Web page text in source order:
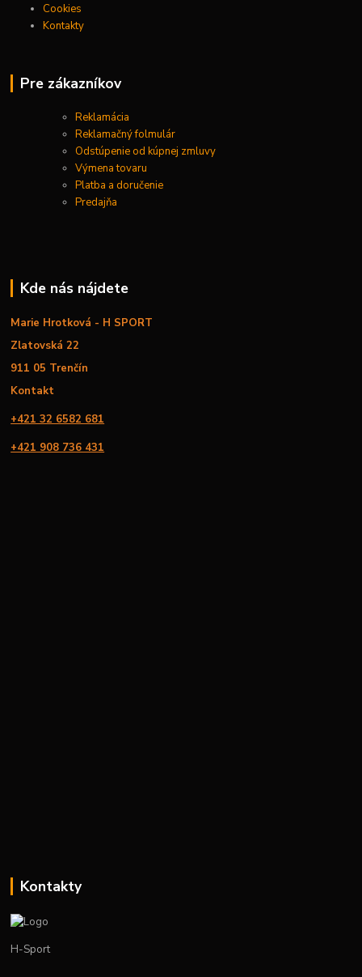
Cookies
Kontakty
Pre zákazníkov
Reklamácia
Reklamačný folmulár
Odstúpenie od kúpnej zmluvy
Výmena tovaru
Platba a doručenie
Predajňa
Kde nás nájdete
Marie Hrotková - H SPORT
Zlatovská 22
911 05 Trenčín
Kontakt
+421 32 6582 681
+421 908 736 431
Kontakty
H-Sport